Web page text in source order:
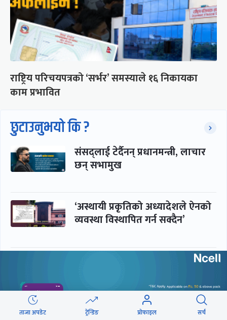
राष्ट्रिय परिचयपत्रको ‘सर्भर’ समस्याले १६ निकायका
काम प्रभावित
छुटाउनुभयो कि ?
संसद्लाई टेर्दैनन् प्रधानमन्त्री, लाचार
छन् सभामुख
‘अस्थायी प्रकृतिको अध्यादेशले ऐनको
व्यवस्था विस्थापित गर्न सक्दैन’
ताजा अपडेट ट्रेन्डिङ प्रोफाइल सर्च